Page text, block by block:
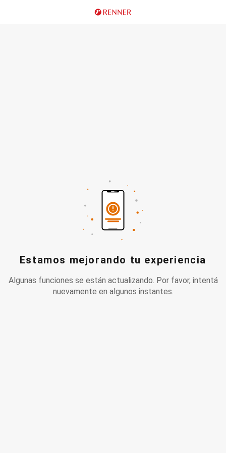
Estamos mejorando tu experiencia
Algunas funciones se están actualizando. Por favor, intentá
nuevamente en algunos instantes.